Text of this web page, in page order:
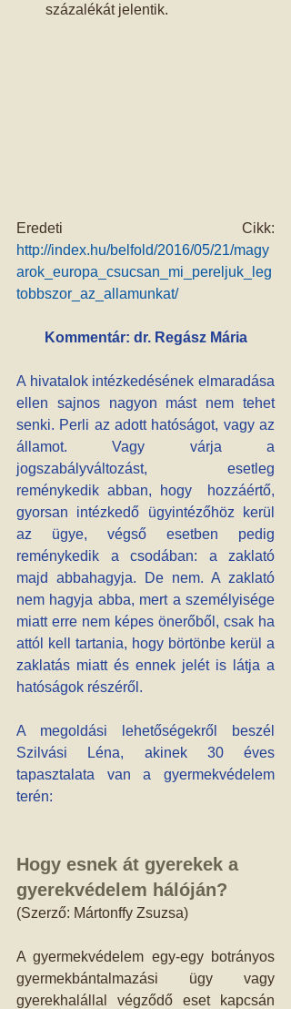
százalékát jelentik.
http://index.hu/belfold/2016/05/21/magy
arok_europa_csucsan_mi_pereljuk_leg
tobbszor_az_allamunkat/
Kommentár: dr. Regász Mária
A hivatalok intézkedésének elmaradása
ellen sajnos nagyon mást nem tehet
senki. Perli az adott hatóságot, vagy az
államot. Vagy várja a
jogszabályváltozást, esetleg
reménykedik abban, hogy  hozzáértő,
gyorsan intézkedő ügyintézőhöz kerül
az ügye, végső esetben pedig
reménykedik a csodában: a zaklató
majd abbahagyja. De nem. A zaklató
nem hagyja abba, mert a személyisége
miatt erre nem képes önerőből, csak ha
attól kell tartania, hogy börtönbe kerül a
zaklatás miatt és ennek jelét is látja a
hatóságok részéről.
A megoldási lehetőségekről beszél
Szilvási Léna, akinek 30 éves
tapasztalata van a gyermekvédelem
terén:
Hogy esnek át gyerekek a
gyerekvédelem hálóján?
(Szerző: Mártonffy Zsuzsa)
A gyermekvédelem egy-egy botrányos
gyermekbántalmazási ügy vagy
gyerekhalállal végződő eset kapcsán